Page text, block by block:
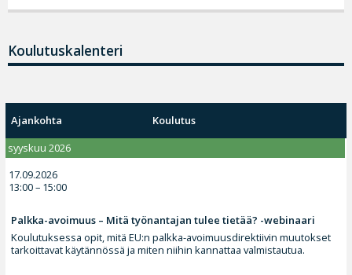
Koulutuskalenteri
Ajankohta
Koulutus
syyskuu 2026
17.09.2026
13:00 – 15:00
Palkka-avoimuus – Mitä työnantajan tulee tietää? -webinaari
Koulutuksessa opit, mitä EU:n palkka-avoimuusdirektiivin muutokset
tarkoittavat käytännössä ja miten niihin kannattaa valmistautua.